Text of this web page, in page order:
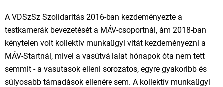
A VDSzSz Szolidaritás 2016-ban kezdeményezte a
testkamerák bevezetését a MÁV-csoportnál, ám 2018-ban
kénytelen volt kollektív munkaügyi vitát kezdeményezni a
MÁV-Startnál, mivel a vasútvállalat hónapok óta nem tett
semmit - a vasutasok elleni sorozatos, egyre gyakoribb és
súlyosabb támadások ellenére sem. A kollektív munkaügyi